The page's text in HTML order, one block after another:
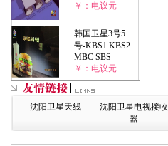
￥：电议元
韩国卫星3号5
号-KBS1 KBS2
MBC SBS
￥：电议元
沈阳卫星天线
沈阳卫星电视接收
器